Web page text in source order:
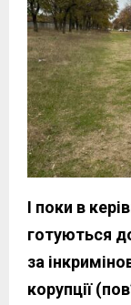
І поки в
готуються
за
корупції